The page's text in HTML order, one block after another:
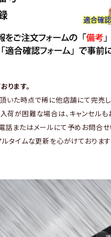
ります。
いた時点で稀に他店舗にて完売
荷が困難な場合は、キャンセルも
話またはメールにて予めお問合せ
ルタイムな更新を心がけておりま